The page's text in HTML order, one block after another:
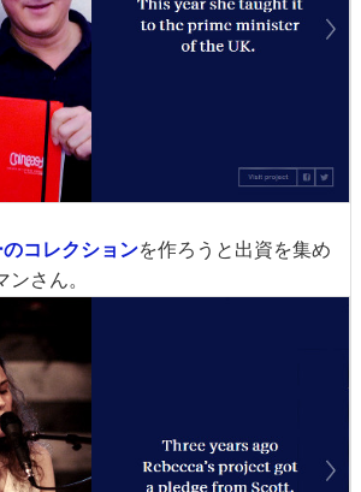
コレクションを作ろうと出資を集め
さん。